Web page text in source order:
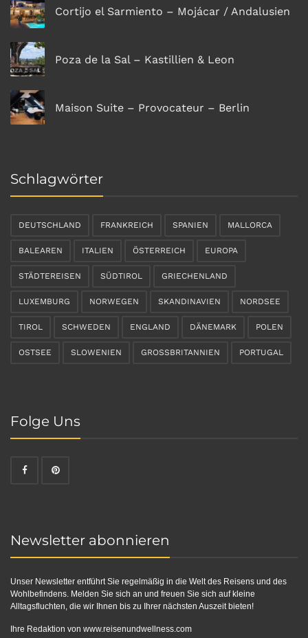
Cortijo el Sarmiento – Mojácar / Andalusien
Poza de la Sal – Kastillien & Leon
Maison Suite – Provocateur – Berlin
Schlagwörter
DEUTSCHLAND FRANKREICH SPANIEN MALLORCA
BALEAREN ITALIEN ÖSTERREICH EUROPA
STÄDTEREISEN SÜDTIROL GRIECHENLAND
LUXEMBURG NORWEGEN SKANDINAVIEN NORDSEE
TIROL SCHWEDEN ENGLAND DÄNEMARK POLEN
OSTSEE SLOWENIEN GROSSBRITANNIEN PORTUGAL
Folge Uns
Newsletter abonnieren
Unser Newsletter entführt Sie regelmäßig in die Welt des Reisens und des
Wohlbefindens. Melden Sie sich an und freuen Sie sich auf kleine
Alltagsfluchten, die wir Ihnen bis zu Ihrer nächsten Auszeit bieten!
Ihre Redaktion von www.reisenundwellness.com